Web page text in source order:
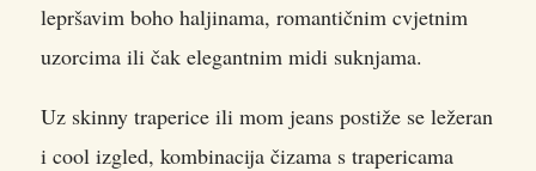
lepršavim boho haljinama, romantičnim cvjetnim
uzorcima ili čak elegantnim midi suknjama.
Uz skinny traperice ili mom jeans postiže se ležeran
i cool izgled, kombinacija čizama s trapericama